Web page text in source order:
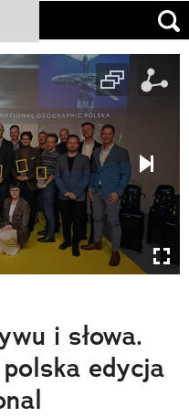
i słowa.
edycja